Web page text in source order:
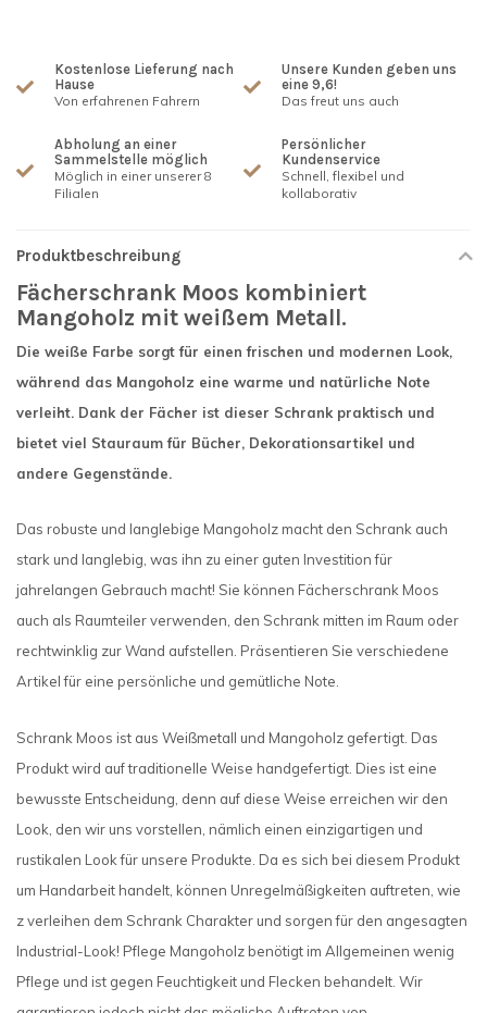
Kostenlose Lieferung nach
Hause
Von erfahrenen Fahrern
Unsere Kunden geben uns
eine 9,6!
Das freut uns auch
Abholung an einer
Sammelstelle möglich
Möglich in einer unserer 8
Filialen
Persönlicher
Kundenservice
Schnell, flexibel und
kollaborativ
Produktbeschreibung
Fächerschrank Moos kombiniert
Mangoholz mit weißem Metall.
Die weiße Farbe sorgt für einen frischen und modernen Look,
während das Mangoholz eine warme und natürliche Note
verleiht. Dank der Fächer ist dieser Schrank praktisch und
bietet viel Stauraum für Bücher, Dekorationsartikel und
andere Gegenstände.
Das robuste und langlebige Mangoholz macht den Schrank auch
stark und langlebig, was ihn zu einer guten Investition für
jahrelangen Gebrauch macht! Sie können Fächerschrank Moos
auch als Raumteiler verwenden, den Schrank mitten im Raum oder
rechtwinklig zur Wand aufstellen. Präsentieren Sie verschiedene
Artikel für eine persönliche und gemütliche Note.
Schrank Moos ist aus Weißmetall und Mangoholz gefertigt. Das
Produkt wird auf traditionelle Weise handgefertigt. Dies ist eine
bewusste Entscheidung, denn auf diese Weise erreichen wir den
Look, den wir uns vorstellen, nämlich einen einzigartigen und
rustikalen Look für unsere Produkte. Da es sich bei diesem Produkt
um Handarbeit handelt, können Unregelmäßigkeiten auftreten, wie
z verleihen dem Schrank Charakter und sorgen für den angesagten
Industrial-Look! Pflege Mangoholz benötigt im Allgemeinen wenig
Pflege und ist gegen Feuchtigkeit und Flecken behandelt. Wir